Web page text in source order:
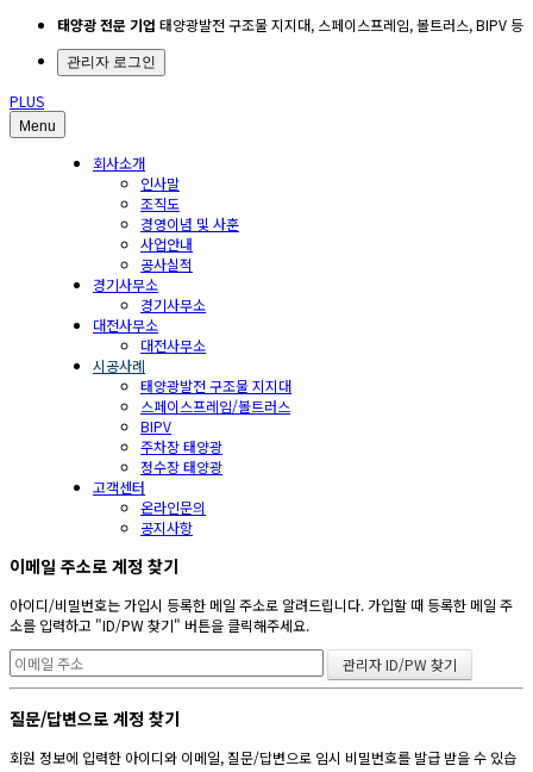
태양광 전문 기업 태양광발전 구조물 지지대, 스페이스프레임, 볼트러스, BIPV 등
관리자 로그인
PLUS
Menu
회사소개
인사말
조직도
경영이념 및 사훈
사업안내
공사실적
경기사무소
경기사무소
대전사무소
대전사무소
시공사례
태양광발전 구조물 지지대
스페이스프레임/볼트러스
BIPV
주차장 태양광
정수장 태양광
고객센터
온라인문의
공지사항
이메일 주소로 계정 찾기
아이디/비밀번호는 가입시 등록한 메일 주소로 알려드립니다. 가입할 때 등록한 메일 주
소를 입력하고 "ID/PW 찾기" 버튼을 클릭해주세요.
질문/답변으로 계정 찾기
회원 정보에 입력한 아이디와 이메일, 질문/답변으로 임시 비밀번호를 발급 받을 수 있습